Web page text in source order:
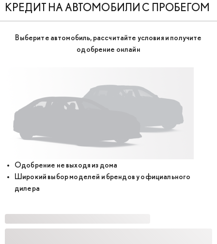
КРЕДИТ НА АВТОМОБИЛИ С ПРОБЕГОМ
Выберите автомобиль, рассчитайте условия и получите
одобрение онлайн
Одобрение не выходя из дома
Широкий выбор моделей и брендов у официального
дилера